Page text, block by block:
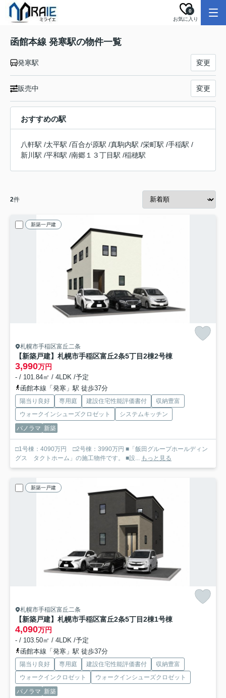
お気に入り
0
函館本線 発寒駅の物件一覧
発寒駅 変更
販売中 変更
おすすめの駅
八軒駅 /太平駅 /百合が原駅 /真駒内駅 /栄町駅 /手稲駅 /
新川駅 /平和駅 /南郷１３丁目駅 /稲穂駅
2件
新築一戸建
札幌市手稲区富丘二条
【新築戸建】札幌市手稲区富丘2条5丁目2棟2号棟
3,990万円
- / 101.84㎡ / 4LDK /予定
函館本線「発寒」駅 徒歩37分
陽当り良好 専用庭 建設住宅性能評価書付
収納豊富
ウォークインシューズクロゼット
システムキッチン
パノラマ 新築
□1号棟：4090万円 □2号棟：3990万円 ■「飯田グループホールディン
グス タクトホーム」の施工物件です。 ■設... もっと見る
新築一戸建
札幌市手稲区富丘二条
【新築戸建】札幌市手稲区富丘2条5丁目2棟1号棟
4,090万円
- / 103.50㎡ / 4LDK /予定
函館本線「発寒」駅 徒歩37分
陽当り良好 専用庭 建設住宅性能評価書付
収納豊富
ウォークインクロゼット
ウォークインシューズクロゼット
パノラマ 新築